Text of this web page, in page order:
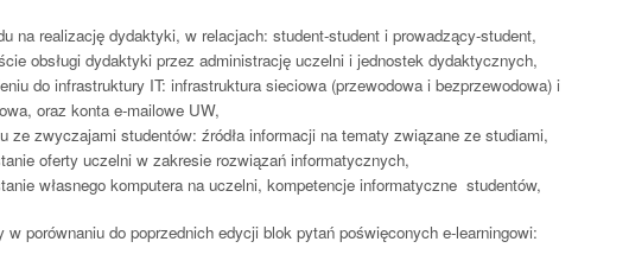
na realizację dydaktyki, w relacjach: student-student i prowadzący-student,
obsługi dydaktyki przez administrację uczelni i jednostek dydaktycznych,
do infrastruktury IT: infrastruktura sieciowa (przewodowa i bezprzewodowa) i
oraz konta e-mailowe UW,
ze zwyczajami studentów: źródła informacji na tematy związane ze studiami,
oferty uczelni w zakresie rozwiązań informatycznych,
własnego komputera na uczelni, kompetencje informatyczne studentów,
w porównaniu do poprzednich edycji blok pytań poświęconych e-learningowi: